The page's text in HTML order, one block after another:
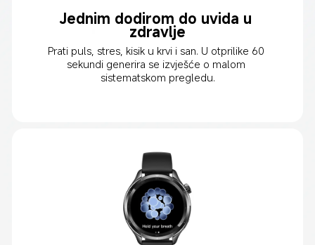
Jednim dodirom do uvida u
zdravlje
Prati puls, stres, kisik u krvi i san. U otprilike 60
sekundi generira se izvješće o malom
sistematskom pregledu.